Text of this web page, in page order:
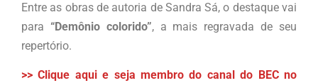
Entre as obras de autoria de Sandra Sá, o destaque vai
para “Demônio colorido”, a mais regravada de seu
repertório.
>> Clique aqui e seja membro do canal do BEC no